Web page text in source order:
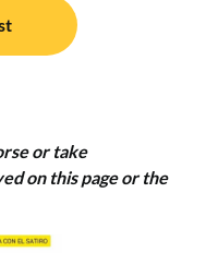
or take
on this page or the